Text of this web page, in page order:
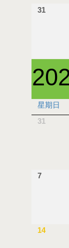
31
星期日
31
7
14